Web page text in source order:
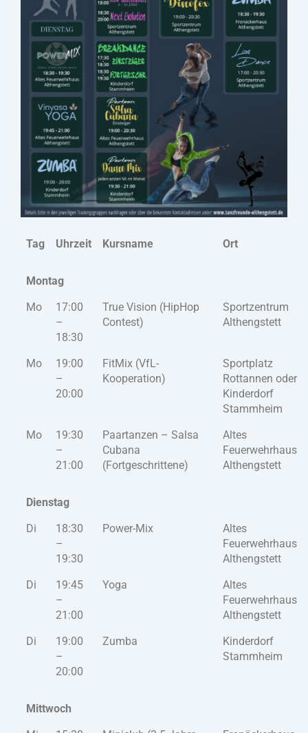
Tag Uhrzeit Kursname Ort
Montag
Mo
17:00
–
18:30
True Vision (HipHop
Contest)
Sportzentrum
Althengstett
Mo
19:00
–
20:00
FitMix (VfL-
Kooperation)
Sportplatz
Rottannen oder
Kinderdorf
Stammheim
Mo
19:30
–
21:00
Paartanzen – Salsa
Cubana
(Fortgeschrittene)
Altes
Feuerwehrhaus
Althengstett
Dienstag
Di
18:30
–
19:30
Power-Mix
Altes
Feuerwehrhaus
Althengstett
Di
19:45
–
21:00
Yoga
Altes
Feuerwehrhaus
Althengstett
Di
19:00
–
20:00
Zumba
Kinderdorf
Stammheim
Mittwoch